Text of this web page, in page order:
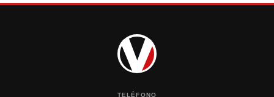
TELÉFONO